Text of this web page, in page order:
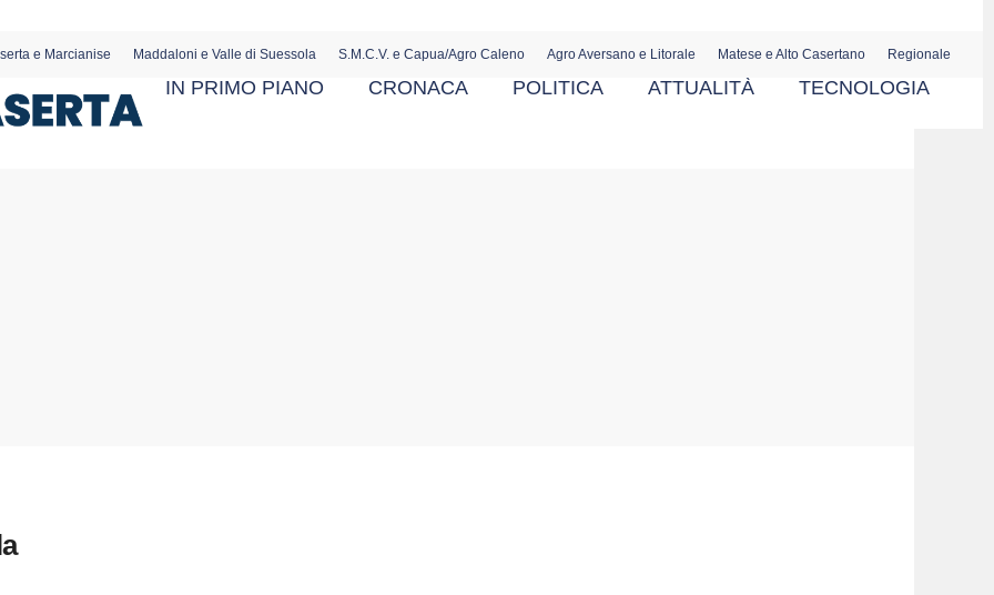
e Marcianise Maddaloni e Valle di Suessola S.M.C.V. e Capua/Agro Caleno Agro Aversano e Litorale Matese e Alto Casertano Regionale
IN PRIMO PIANO CRONACA POLITICA ATTUALITÀ TECNOLOGIA